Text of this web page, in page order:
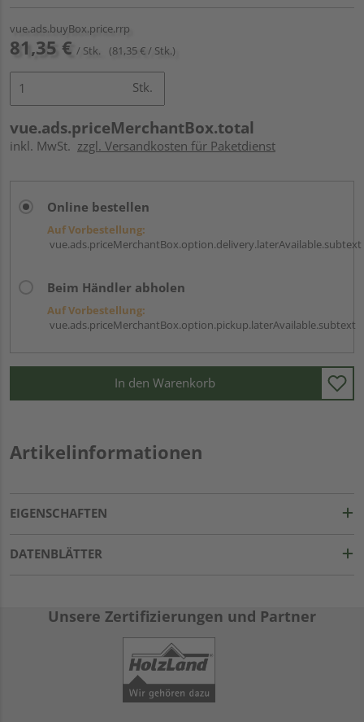
vue.ads.buyBox.price.rrp
81,35 € / Stk. (81,35 € / Stk.)
Stk.
vue.ads.priceMerchantBox.total
inkl. MwSt. zzgl. Versandkosten für Paketdienst
Online bestellen
Auf Vorbestellung:
vue.ads.priceMerchantBox.option.delivery.laterAvailable.subtext
Beim Händler abholen
Auf Vorbestellung:
vue.ads.priceMerchantBox.option.pickup.laterAvailable.subtext
In den Warenkorb
Artikelinformationen
EIGENSCHAFTEN
DATENBLÄTTER
Unsere Zertifizierungen und Partner